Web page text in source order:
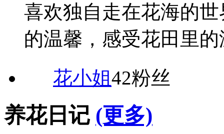
喜欢独自走在花海的
的温馨，感受花田里
花小姐42粉丝
养花日记 (更多)